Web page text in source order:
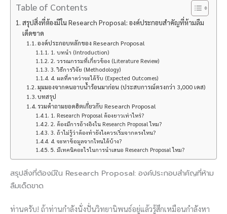
Table of Contents
สรุปสิ่งที่ต้องมีใน Research Proposal: องค์ประกอบสำคัญที่ห้ามลืม
เด็ดขาด
องค์ประกอบหลักของ Research Proposal
1. บทนำ (Introduction)
2. วรรณกรรมที่เกี่ยวข้อง (Literature Review)
3. วิธีการวิจัย (Methodology)
4. ผลที่คาดว่าจะได้รับ (Expected Outcomes)
มุมมองจากคนอาบน้ำร้อนมาก่อน (ประสบการณ์ตรงกว่า 3,000 เคส)
บทสรุป
รวมคำถามยอดฮิตเกี่ยวกับ Research Proposal
1. Research Proposal ต้องยาวเท่าไหร่?
2. ต้องมีการอ้างอิงใน Research Proposal ไหม?
3. ถ้าไม่รู้ว่าต้องทำยังไงควรเริ่มจากตรงไหน?
4. จะหาข้อมูลจากไหนได้บ้าง?
5. มีเทคนิคอะไรในการนำเสนอ Research Proposal ไหม?
สรุปสิ่งที่ต้องมีใน Research Proposal: องค์ประกอบสำคัญที่ห้าม
ลืมเด็ดขาด
ท่านครับ! ถ้าท่านกำลังนั่งปั่นวิทยานิพนธ์อยู่แล้วรู้สึกเหมือนกำลังหา